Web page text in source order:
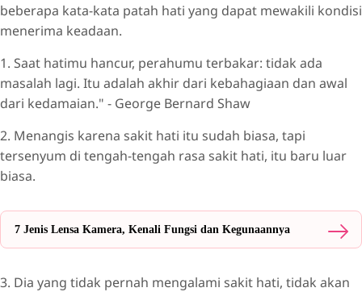
beberapa kata-kata patah hati yang dapat mewakili kondisi
menerima keadaan.
1. Saat hatimu hancur, perahumu terbakar: tidak ada
masalah lagi. Itu adalah akhir dari kebahagiaan dan awal
dari kedamaian." - George Bernard Shaw
2. Menangis karena sakit hati itu sudah biasa, tapi
tersenyum di tengah-tengah rasa sakit hati, itu baru luar
biasa.
7 Jenis Lensa Kamera, Kenali Fungsi dan Kegunaannya
3. Dia yang tidak pernah mengalami sakit hati, tidak akan